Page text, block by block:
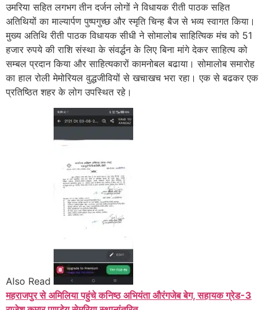
उमरिया सहित लगभग तीन दर्जन लोगों ने विधायक रीती पाठक सहित
अतिथियों का माल्यार्पण पुष्पगुच्छ और स्मृति चिन्ह बैज से भव्य स्वागत किया।
मुख्य अतिथि रीती पाठक विधायक सीधी ने सोमालोब साहित्यिक मंच को 51
हजार रुपये की राशि संस्था के संवर्द्धन के लिए बिना मांगे देकर साहित्य को
सम्बल प्रदान किया और साहित्यकारों कामनोबल बढाया। सोमालोब समारोह
का हाल रोली मेमोरियल वुद्धजीवियों से खचाखच भरा रहा। एक से बढकर एक
प्रतिष्ठित शहर के लोग उपस्थित रहे।
Also Read
महराजपुर से अमिलिया पहुंचे कनिष्ठ अभियंता औरंगजेब बेग, सहायक ग्रेड-3